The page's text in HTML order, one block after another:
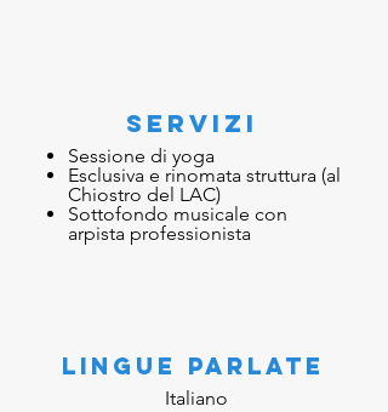
SERVIZI
Sessione di yoga
Esclusiva e rinomata struttura (al
Chiostro del LAC)
Sottofondo musicale con
arpista professionista
LINGUE PARLATE
Italiano